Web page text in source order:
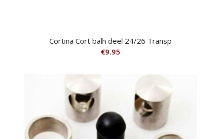
Cortina Cort balh deel 24/26 Transp
€9.95